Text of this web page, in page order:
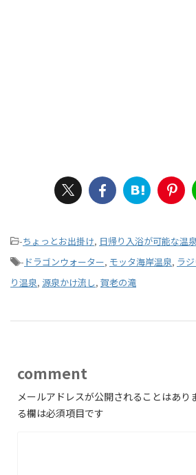
-ちょっとお出掛け, 日帰り入浴が可能な温
- ドラゴンウォーター, モッタ海岸温泉, ラ
り温泉, 源泉かけ流し, 賀老の滝
comment
メールアドレスが公開されることはあり
る欄は必須項目です